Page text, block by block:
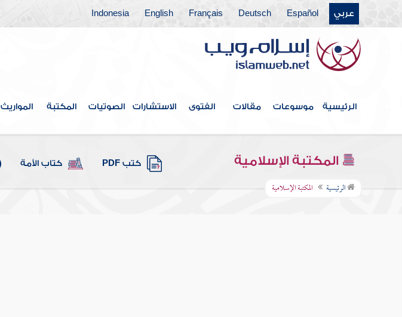
عربي Español
Deutsch
Français
English
Indonesia
الرئيسية موسوعات مقالات الفتوى الاستشارات الصوتيات المكتبة المواريث
المكتبة الإسلامية كتب PDF كتاب الأمة
الرئيسية المكتبة الإسلامية